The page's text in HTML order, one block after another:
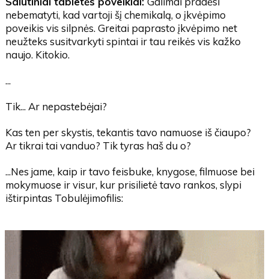
nebematyti, kad vartoji šį chemikalą, o įkvėpimo
poveikis vis silpnės. Greitai paprasto įkvėpimo net
neužteks susitvarkyti spintai ir tau reikės vis kažko
naujo. Kitokio.
...
Tik... Ar nepastebėjai?
Kas ten per skystis, tekantis tavo namuose iš čiaupo?
Ar tikrai tai vanduo? Tik tyras haš du o?
...Nes jame, kaip ir tavo feisbuke, knygose, filmuose bei
mokymuose ir visur, kur prisilietė tavo rankos, slypi
ištirpintas Tobulėjimofilis: